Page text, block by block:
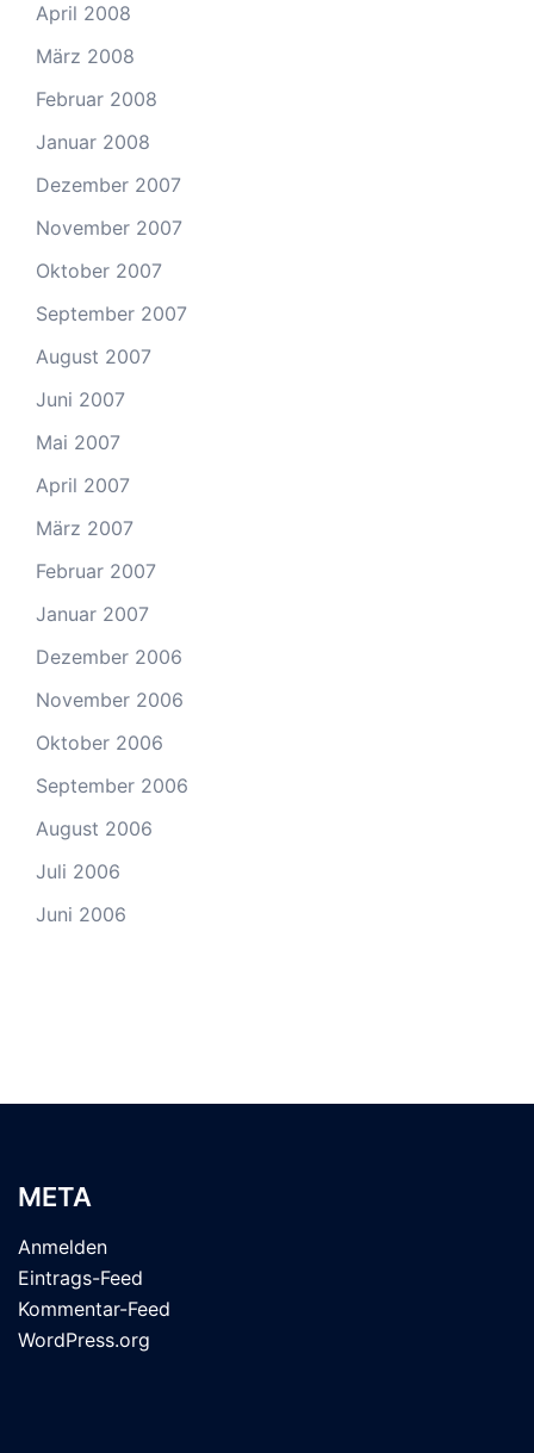
April 2008
März 2008
Februar 2008
Januar 2008
Dezember 2007
November 2007
Oktober 2007
September 2007
August 2007
Juni 2007
Mai 2007
April 2007
März 2007
Februar 2007
Januar 2007
Dezember 2006
November 2006
Oktober 2006
September 2006
August 2006
Juli 2006
Juni 2006
META
Anmelden
Eintrags-Feed
Kommentar-Feed
WordPress.org